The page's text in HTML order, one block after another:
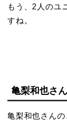
もう、2人のユ
すね。
亀梨和也さ
亀梨和也さん